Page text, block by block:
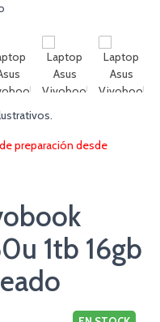
preparación desde
1tb 16gb